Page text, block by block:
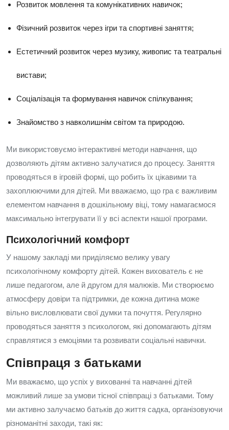
Розвиток мовлення та комунікативних навичок;
Фізичний розвиток через ігри та спортивні заняття;
Естетичний розвиток через музику, живопис та театральні
вистави;
Соціалізація та формування навичок спілкування;
Знайомство з навколишнім світом та природою.
Ми використовуємо інтерактивні методи навчання, що
дозволяють дітям активно залучатися до процесу. Заняття
проводяться в ігровій формі, що робить їх цікавими та
захоплюючими для дітей. Ми вважаємо, що гра є важливим
елементом навчання в дошкільному віці, тому намагаємося
максимально інтегрувати її у всі аспекти нашої програми.
Психологічний комфорт
У нашому закладі ми приділяємо велику увагу
психологічному комфорту дітей. Кожен вихователь є не
лише педагогом, але й другом для малюків. Ми створюємо
атмосферу довіри та підтримки, де кожна дитина може
вільно висловлювати свої думки та почуття. Регулярно
проводяться заняття з психологом, які допомагають дітям
справлятися з емоціями та розвивати соціальні навички.
Співпраця з батьками
Ми вважаємо, що успіх у вихованні та навчанні дітей
можливий лише за умови тісної співпраці з батьками. Тому
ми активно залучаємо батьків до життя садка, організовуючи
різноманітні заходи, такі як: